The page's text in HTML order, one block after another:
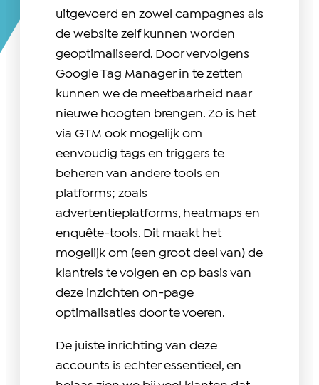
uitgevoerd en zowel campagnes als
de website zelf kunnen worden
geoptimaliseerd. Door vervolgens
Google Tag Manager in te zetten
kunnen we de meetbaarheid naar
nieuwe hoogten brengen. Zo is het
via GTM ook mogelijk om
eenvoudig tags en triggers te
beheren van andere tools en
platforms; zoals
advertentieplatforms, heatmaps en
enquête-tools. Dit maakt het
mogelijk om (een groot deel van) de
klantreis te volgen en op basis van
deze inzichten on-page
optimalisaties door te voeren.
De juiste inrichting van deze
accounts is echter essentieel, en